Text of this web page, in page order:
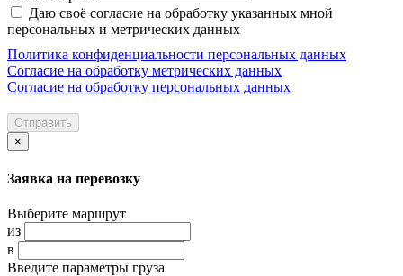
Даю своё согласие на обработку указанных мной
персональных и метрических данных
Политика конфиденциальности персональных данных
Согласие на обработку метрических данных
Согласие на обработку персональных данных
Отправить
×
Заявка на перевозку
Выберите маршрут
из
в
Введите параметры груза